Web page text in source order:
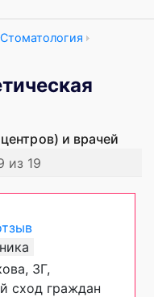
Стоматология
и врачей
из 19
3Г,
сход граждан